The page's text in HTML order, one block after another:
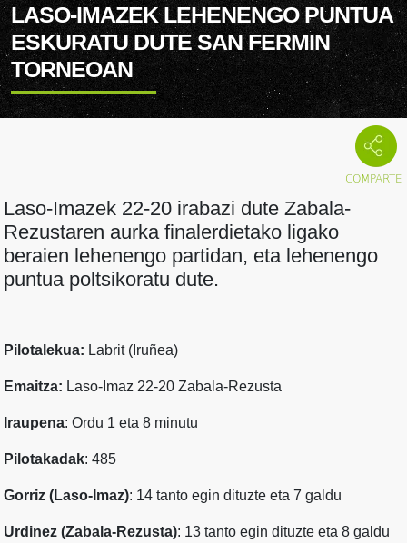
LASO-IMAZEK LEHENENGO PUNTUA
ESKURATU DUTE SAN FERMIN
TORNEOAN
Laso-Imazek 22-20 irabazi dute Zabala-
Rezustaren aurka finalerdietako ligako
beraien lehenengo partidan, eta lehenengo
puntua poltsikoratu dute.
Pilotalekua: Labrit (Iruñea)
Emaitza: Laso-Imaz 22-20 Zabala-Rezusta
Iraupena: Ordu 1 eta 8 minutu
Pilotakadak: 485
Gorriz (Laso-Imaz): 14 tanto egin dituzte eta 7 galdu
Urdinez (Zabala-Rezusta): 13 tanto egin dituzte eta 8 galdu